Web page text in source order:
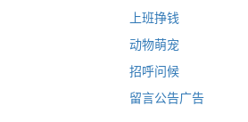
上班挣钱
动物萌宠
招呼问候
留言公告广告